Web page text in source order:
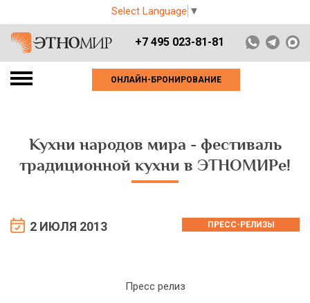
Select Language ▼
+7 495 023-81-81
ОНЛАЙН-БРОНИРОВАНИЕ
Кухни народов мира - фестиваль
традиционной кухни в ЭТНОМИРе!
2 ИЮЛЯ 2013 ПРЕСС-РЕЛИЗЫ
Пресс релиз